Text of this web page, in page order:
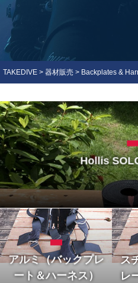
TAKEDIVE > 器材販売 > Backplates &
Hollis
アルミ（バックプレ
ート＆ハーネス）
ス
レ